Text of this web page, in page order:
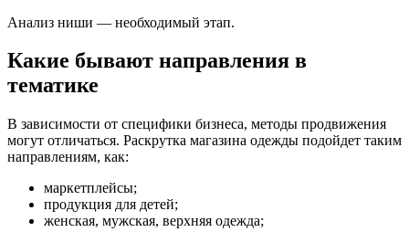
Анализ ниши — необходимый этап.
Какие бывают направления в
тематике
В зависимости от специфики бизнеса, методы продвижения
могут отличаться. Раскрутка магазина одежды подойдет таким
направлениям, как:
маркетплейсы;
продукция для детей;
женская, мужская, верхняя одежда;